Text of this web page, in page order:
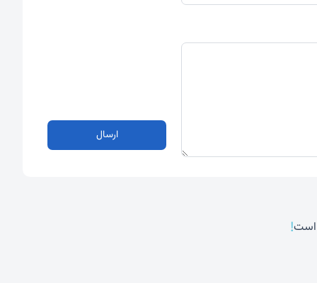
ارسال
است!